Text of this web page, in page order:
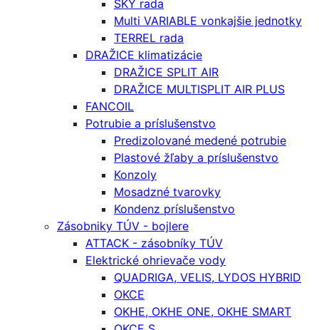
SKY rada
Multi VARIABLE vonkajšie jednotky
TERREL rada
DRAŽICE klimatizácie
DRAŽICE SPLIT AIR
DRAŽICE MULTISPLIT AIR PLUS
FANCOIL
Potrubie a príslušenstvo
Predizolované medené potrubie
Plastové žľaby a príslušenstvo
Konzoly
Mosadzné tvarovky
Kondenz príslušenstvo
Zásobniky TÚV - bojlere
ATTACK - zásobníky TÚV
Elektrické ohrievače vody
QUADRIGA, VELIS, LYDOS HYBRID
OKCE
OKHE, OKHE ONE, OKHE SMART